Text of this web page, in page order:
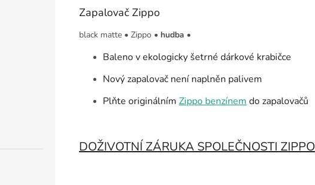
Zapalovač Zippo
black matte • Zippo • hudba •
Baleno v ekologicky šetrné dárkové krabičce
Nový zapalovač není naplněn palivem
Plňte originálním Zippo benzínem do zapalovačů
DOŽIVOTNÍ ZÁRUKA SPOLEČNOSTI ZIPPO